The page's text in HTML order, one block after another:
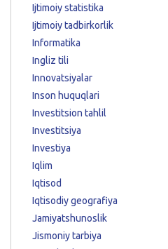
Ijtimoiy statistika
Ijtimoiy tadbirkorlik
Informatika
Ingliz tili
Innovatsiyalar
Inson huquqlari
Investitsion tahlil
Investitsiya
Investiya
Iqlim
Iqtisod
Iqtisodiy geografiya
Jamiyatshunoslik
Jismoniy tarbiya